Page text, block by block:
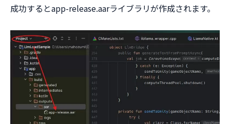
成功するとapp-release.aarライブラリが作成されます。